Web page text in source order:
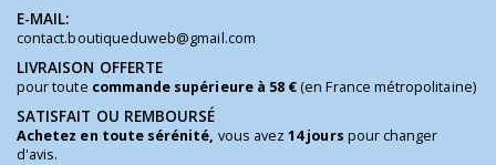
E-MAIL:
contact.boutiqueduweb@gmail.com
LIVRAISON OFFERTE
pour toute commande supérieure à 58 €(en France métropolitaine)
SATISFAIT OU REMBOURSÉ
Achetez en toute sérénité, vous avez14 jours pour changer
d'avis.